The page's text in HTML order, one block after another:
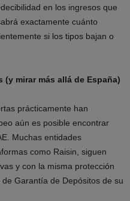
en los ingresos que
exactamente cuánto
si los tipos bajan o
mirar más allá de España)
prácticamente han
aún es posible encontrar
Muchas entidades
como Raisin, siguen
y con la misma protección
Garantía de Depósitos de su